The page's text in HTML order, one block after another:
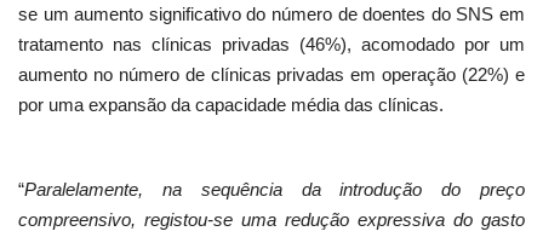
se um aumento significativo do número de doentes do SNS em
tratamento nas clínicas privadas (46%), acomodado por um
aumento no número de clínicas privadas em operação (22%) e
por uma expansão da capacidade média das clínicas.
“Paralelamente, na sequência da introdução do preço
compreensivo, registou-se uma redução expressiva do gasto